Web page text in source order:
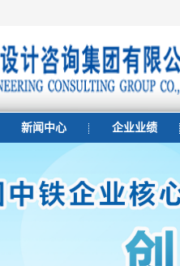
新闻中心 企业业绩